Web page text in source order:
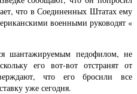
что в Соединенных Штатах ему
военными руководят «
шантажируемым педофилом, не
его вот-вот отстранят от
что его бросили все
уже сегодня.